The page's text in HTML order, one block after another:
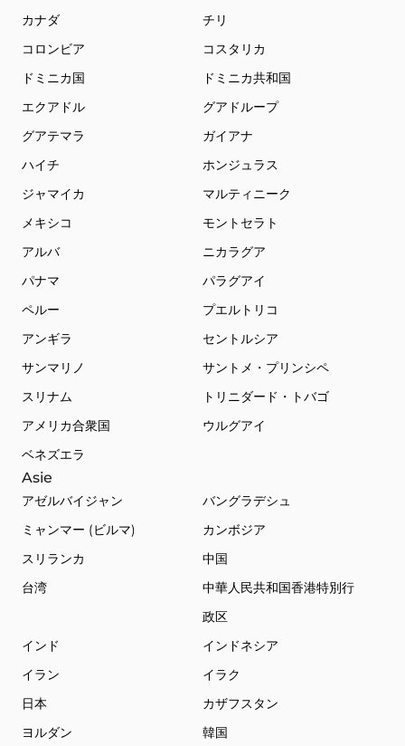
カナダ
チリ
コロンビア
コスタリカ
ドミニカ国
ドミニカ共和国
エクアドル
グアドループ
グアテマラ
ガイアナ
ハイチ
ホンジュラス
ジャマイカ
マルティニーク
メキシコ
モントセラト
アルバ
ニカラグア
パナマ
パラグアイ
ペルー
プエルトリコ
アンギラ
セントルシア
サンマリノ
サントメ・プリンシペ
スリナム
トリニダード・トバゴ
アメリカ合衆国
ウルグアイ
ベネズエラ
Asie
アゼルバイジャン
バングラデシュ
ミャンマー (ビルマ)
カンボジア
スリランカ
中国
台湾
中華人民共和国香港特別行
政区
インド
インドネシア
イラン
イラク
日本
カザフスタン
ヨルダン
韓国